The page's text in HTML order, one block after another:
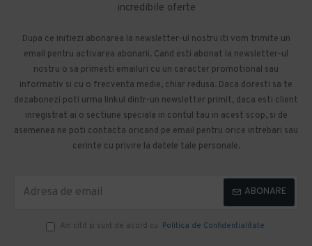
incredibile oferte
Dupa ce initiezi abonarea la newsletter-ul nostru iti vom trimite un
email pentru activarea abonarii. Cand esti abonat la newsletter-ul
nostru o sa primesti emailuri cu un caracter promotional sau
informativ si cu o frecventa medie, chiar redusa. Daca doresti sa te
dezabonezi poti urma linkul dintr-un newsletter primit, daca esti client
inregistrat ai o sectiune speciala in contul tau in acest scop, si de
asemenea ne poti contacta oricand pe email pentru orice intrebari sau
cerinte cu privire la datele tale personale.
ABONARE
Am citit şi sunt de acord cu Politica de Confidentialitate